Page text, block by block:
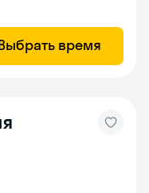
время